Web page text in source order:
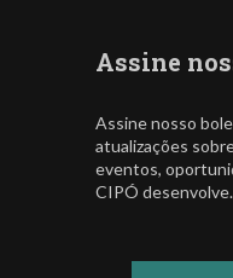
Assine
Assine nosso
atualizações
eventos,
CIPÓ desenvolve.